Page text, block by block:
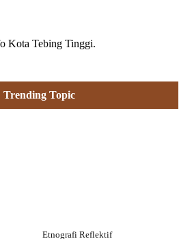
Kota Tebing Tinggi.
Trending Topic
Etnografi Reflektif